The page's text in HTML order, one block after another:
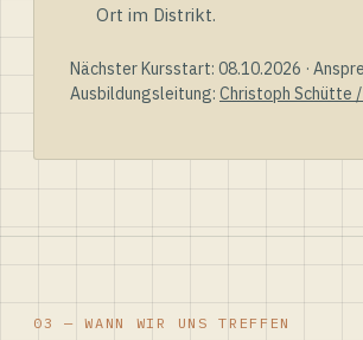
Ort im Distrikt.
Nächster Kursstart: 08.10.2026 ·
Ausbildungsleitung: Christoph Schütte /
03 — WANN WIR UNS TREFFEN